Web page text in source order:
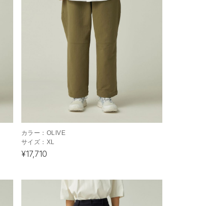
カラー： OLIVE
サイズ： XL
¥17,710